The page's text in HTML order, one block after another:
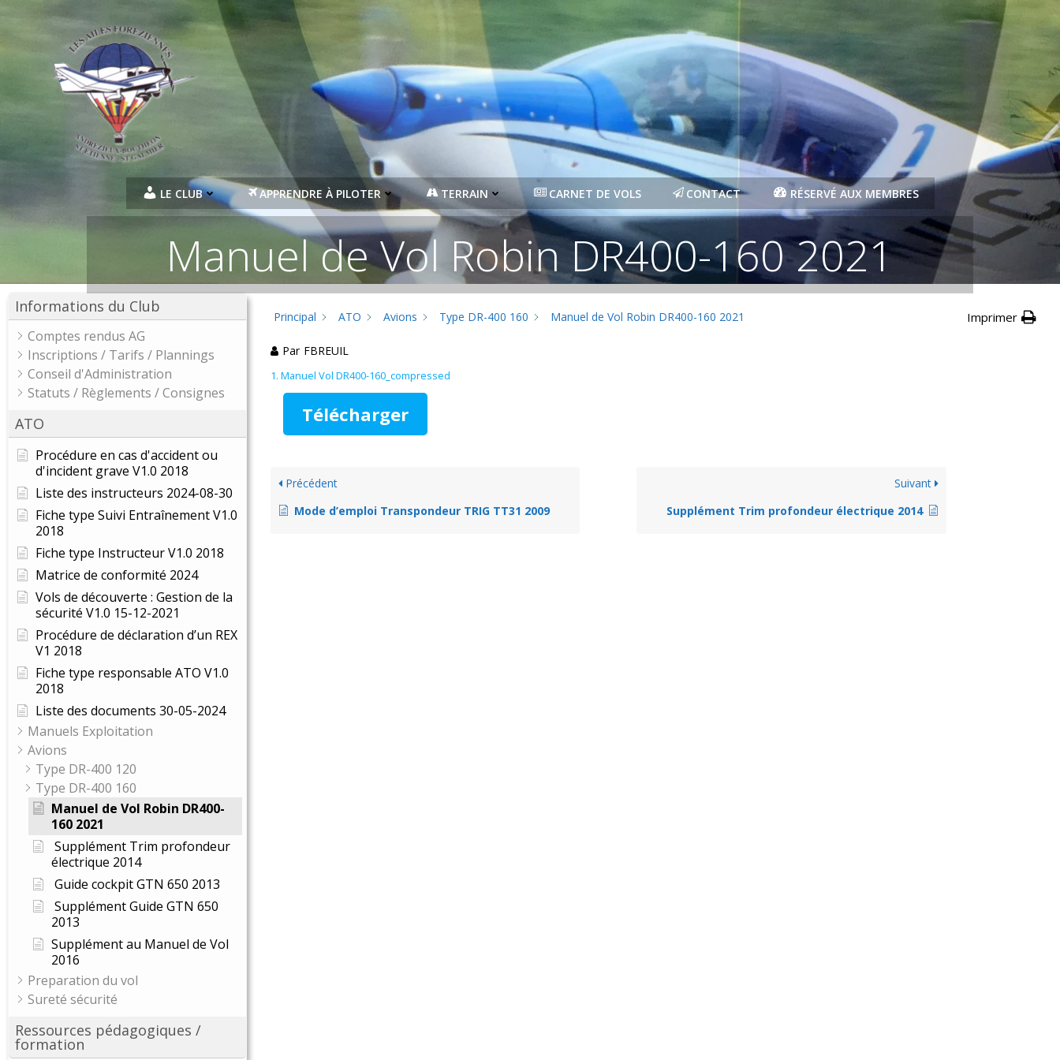
LE CLUB APPRENDRE À PILOTER TERRAIN CARNET DE VOLS CONTACT RÉSERVÉ AUX MEMBRES
Manuel de Vol Robin DR400-160 2021
Informations du Club
Comptes rendus AG
Inscriptions / Tarifs / Plannings
Conseil d'Administration
Statuts / Règlements / Consignes
ATO
Procédure en cas d'accident ou
d'incident grave V1.0 2018
Liste des instructeurs 2024-08-30
Fiche type Suivi Entraînement V1.0
2018
Fiche type Instructeur V1.0 2018
Matrice de conformité 2024
Vols de découverte : Gestion de la
sécurité V1.0 15-12-2021
Procédure de déclaration d’un REX
V1 2018
Fiche type responsable ATO V1.0
2018
Liste des documents 30-05-2024
Manuels Exploitation
Avions
Type DR-400 120
Type DR-400 160
Manuel de Vol Robin DR400-
160 2021
Supplément Trim profondeur
électrique 2014
Guide cockpit GTN 650 2013
Supplément Guide GTN 650
2013
Supplément au Manuel de Vol
2016
Preparation du vol
Sureté sécurité
Ressources pédagogiques /
formation
Principal ATO Avions Type DR-400 160 Manuel de Vol Robin DR400-160 2021 Imprimer
Par FBREUIL
1. Manuel Vol DR400-160_compressed
Télécharger
Précédent
Mode d’emploi Transpondeur TRIG TT31 2009
Suivant
Supplément Trim profondeur électrique 2014